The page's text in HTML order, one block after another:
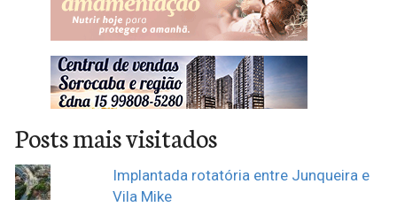
Posts mais visitados
Implantada rotatória entre Junqueira e
Vila Mike